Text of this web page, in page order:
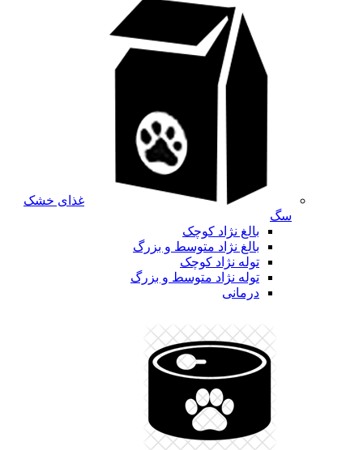
غذای خشک
سگ
بالغ نژاد کوچک
بالغ نژاد متوسط و بزرگ
توله نژاد کوچک
توله نژاد متوسط و بزرگ
درمانی